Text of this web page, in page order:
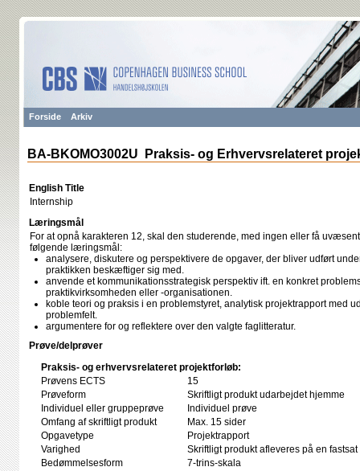
Forside Arkiv
BA-BKOMO3002U Praksis- og Erhvervsrelateret
English Title
Internship
Læringsmål
For at opnå karakteren 12, skal den studerende, med ingen eller få
følgende læringsmål:
analysere, diskutere og perspektivere de opgaver, der bliver udført
praktikken beskæftiger sig med.
anvende et kommunikationsstrategisk perspektiv ift. en konkret
praktikvirksomheden eller -organisationen.
koble teori og praksis i en problemstyret, analytisk projektrapport med
problemfelt.
argumentere for og reflektere over den valgte faglitteratur.
Prøve/delprøver
Praksis- og erhvervsrelateret projektforløb:
Prøvens ECTS
15
Prøveform
Skriftligt produkt udarbejdet hjemme
Individuel eller gruppeprøve
Individuel prøve
Omfang af skriftligt produkt
Max. 15 sider
Opgavetype
Projektrapport
Varighed
Skriftligt produkt afleveres på en
Bedømmelsesform
7-trins-skala